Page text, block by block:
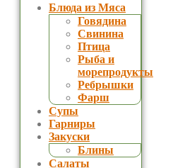
Блюда из Мяса
Говядина
Свинина
Птица
Рыба и
морепродукты
Ребрышки
Фарш
Супы
Гарниры
Закуски
Блины
Салаты